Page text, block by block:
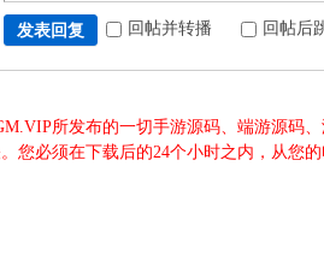
发表回复 回帖并转播 回帖后
所发布的一切手游源码、端游源码
您必须在下载后的24个小时之内，从您